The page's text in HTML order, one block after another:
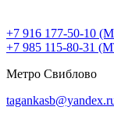
+7 916 177-50-10
+7 985 115-80-31
Метро Свиблово